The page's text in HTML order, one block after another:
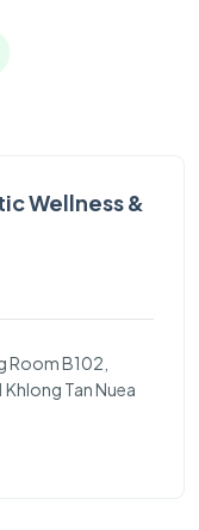
Wellness &
Room B102,
Tan Nuea